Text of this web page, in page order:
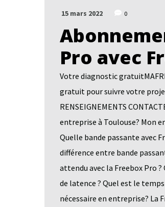
15 mars 2022 0
Pro avec
Votre diagnostic
gratuit pour suivre votre
RENSEIGNEMENTS
entreprise à Toulouse? Mon
Quelle bande passante avec
différence entre bande
attendu avec la Freebox Pro
de latence ? Quel est le
nécessaire en entreprise? La